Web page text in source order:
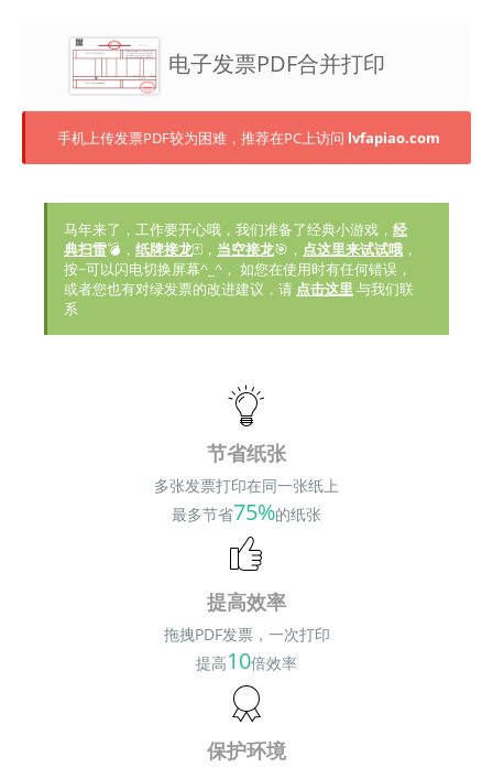
电子发票PDF合并打印
手机上传发票PDF较为困难，推荐在PC上访问 lvfapiao.com
马年来了，工作要开心哦，我们准备了经典小游戏， 经
典扫雷💣， 纸牌接龙🃏， 当空接龙🎯， 点这里来试试哦 ，
按~可以闪电切换屏幕^_^， 如您在使用时有任何错误，
或者您也有对绿发票的改进建议，请 点击这里与我们联
系
节省纸张
多张发票打印在同一张纸上
最多节省75%的纸张
提高效率
拖拽PDF发票，一次打印
提高10倍效率
保护环境